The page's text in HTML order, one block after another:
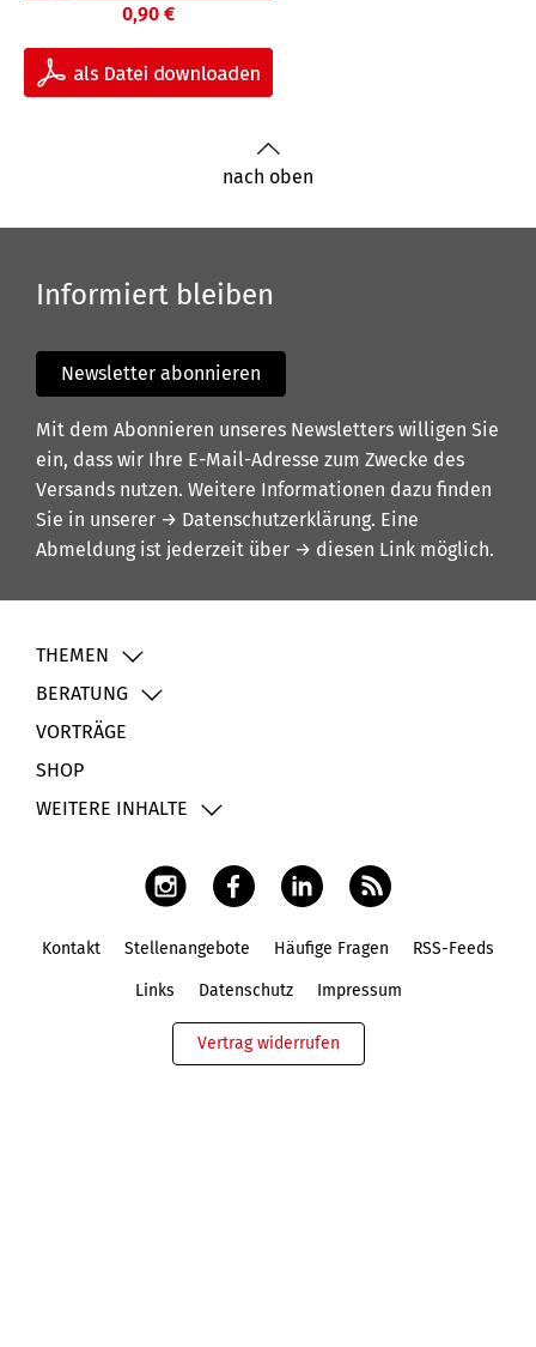
0,90 €
nach oben
Informiert bleiben
Newsletter abonnieren
Mit dem Abonnieren unseres Newsletters willigen Sie
ein, dass wir Ihre E-Mail-Adresse zum Zwecke des
Versands nutzen. Weitere Informationen dazu finden
Sie in unserer → Datenschutzerklärung. Eine
Abmeldung ist jederzeit über → diesen Link möglich.
THEMEN
BERATUNG
VORTRÄGE
SHOP
WEITERE INHALTE
Kontakt Stellenangebote Häufige Fragen RSS-Feeds
Links Datenschutz Impressum
Vertrag widerrufen